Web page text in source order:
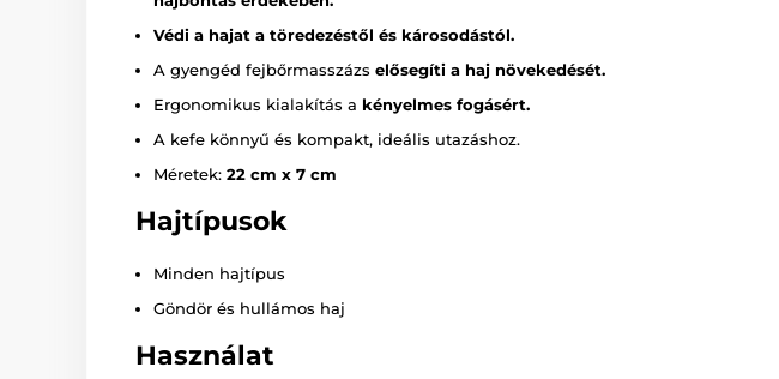
Védi a hajat a töredezéstől és károsodástól.
A gyengéd fejbőrmasszázs elősegíti a haj növekedését.
Ergonomikus kialakítás a kényelmes fogásért.
A kefe könnyű és kompakt, ideális utazáshoz.
Méretek: 22 cm x 7 cm
Hajtípusok
Minden hajtípus
Göndör és hullámos haj
Használat